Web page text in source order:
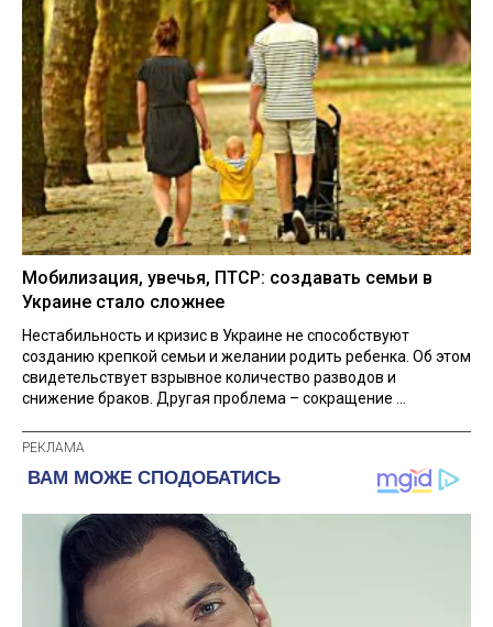
Мобилизация, увечья, ПТСР: создавать семьи в
Украине стало сложнее
Нестабильность и кризис в Украине не способствуют
созданию крепкой семьи и желании родить ребенка. Об этом
свидетельствует взрывное количество разводов и
снижение браков. Другая проблема – сокращение ...